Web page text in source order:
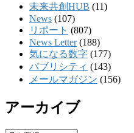
未来共創HUB (11)
News (107)
リポート (807)
News Letter(188)
気になる数字 (177)
パブリシティ (143)
メールマガジン (156)
アーカイブ